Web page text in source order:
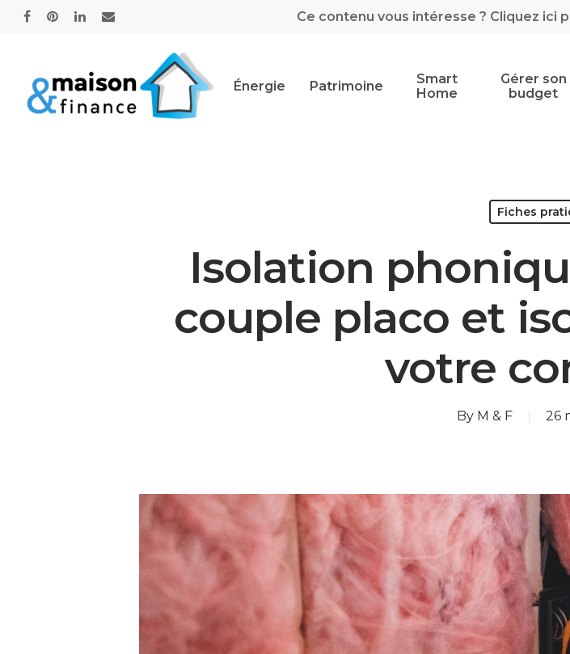
Ce contenu vous intéresse ? Cliquez ici
Énergie Patrimoine
Smart
Home
Gérer son
budget
Fiches
Isolation
couple placo et
votre
By M & F 26